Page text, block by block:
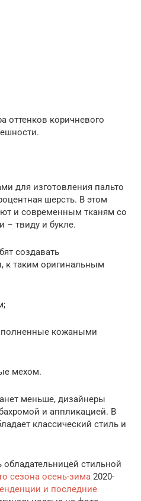
оттенков коричневого
для изготовления пальто
шерсть. В этом
и современным тканям со
– твиду и букле.
создавать
к таким оригинальным
кожаными
мехом.
меньше, дизайнеры
и аппликацией. В
классический стиль и
обладательницей стильной
сезона осень-зима 2020-
и последние